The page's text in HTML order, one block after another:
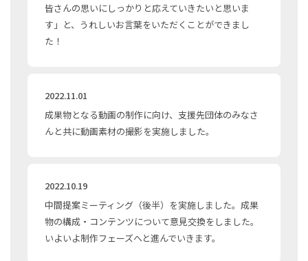
皆さんの思いにしっかりと応えていきたいと思いま
す」と、うれしいお言葉をいただくことができまし
た！
2022.11.01
成果物となる動画の制作に向け、支援先団体のみなさ
んと共に動画素材の撮影を実施しました。
2022.10.19
中間提案ミーティング（後半）を実施しました。成果
物の構成・コンテンツについて意見交換をしました。
いよいよ制作フェーズへと進んでいきます。